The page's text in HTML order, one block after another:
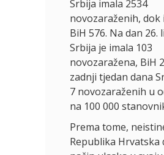
Srbija imala 2534
novozaraženih, dok
BiH 576. Na dan 26.
Srbija je imala 103
novozaražena, BiH
zadnji tjedan dana
7 novozaraženih u
na 100 000
Prema tome,
Republika Hrvatska